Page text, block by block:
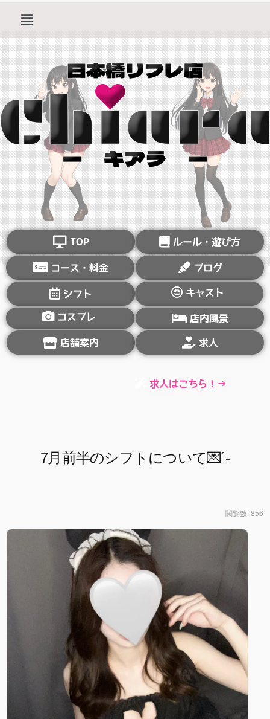
TOP ルール・遊び方
コース・料金 ブログ
シフト キャスト
コスプレ 店内風景
店舗案内 求人
求人はこちら！→
7月前半のシフトについて💌´-
閲覧数: 856